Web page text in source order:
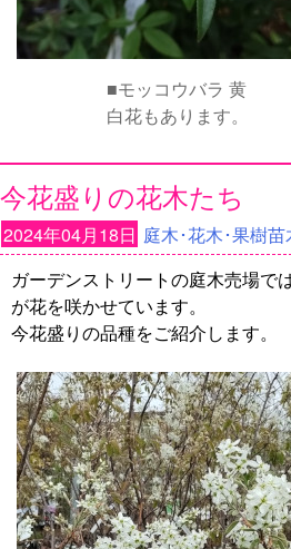
■モッコウバラ 黄
白花もあります。
今花盛りの花木たち
2024年04月18日 庭木･花木･果樹
ガーデンストリートの庭木売場で
が花を咲かせています。
今花盛りの品種をご紹介します。